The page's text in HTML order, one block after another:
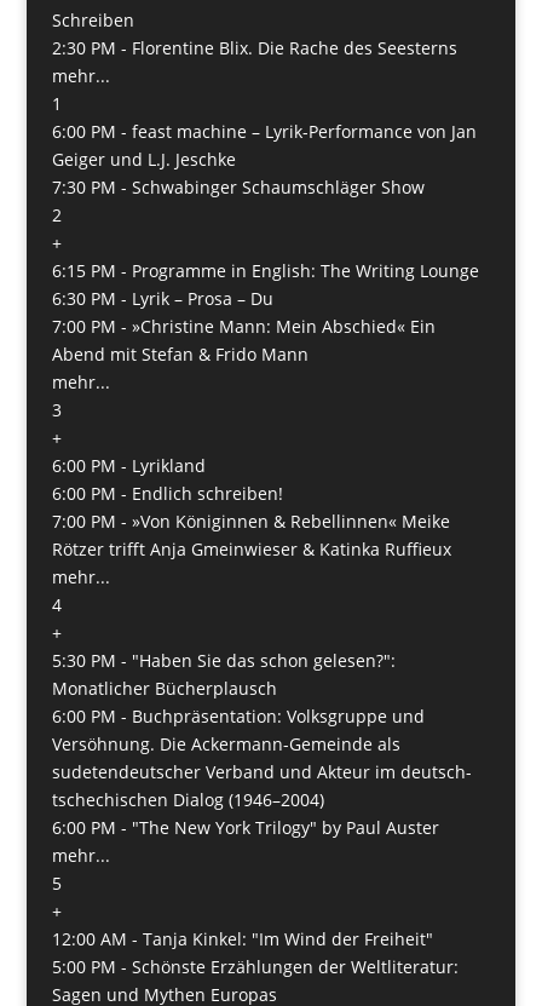
Schreiben
2:30 PM - Florentine Blix. Die Rache des Seesterns
mehr...
1
6:00 PM - feast machine – Lyrik-Performance von Jan
Geiger und L.J. Jeschke
7:30 PM - Schwabinger Schaumschläger Show
2
+
6:15 PM - Programme in English: The Writing Lounge
6:30 PM - Lyrik – Prosa – Du
7:00 PM - »Christine Mann: Mein Abschied« Ein
Abend mit Stefan & Frido Mann
mehr...
3
+
6:00 PM - Lyrikland
6:00 PM - Endlich schreiben!
7:00 PM - »Von Königinnen & Rebellinnen« Meike
Rötzer trifft Anja Gmeinwieser & Katinka Ruffieux
mehr...
4
+
5:30 PM - "Haben Sie das schon gelesen?":
Monatlicher Bücherplausch
6:00 PM - Buchpräsentation: Volksgruppe und
Versöhnung. Die Ackermann-Gemeinde als
sudetendeutscher Verband und Akteur im deutsch-
tschechischen Dialog (1946–2004)
6:00 PM - "The New York Trilogy" by Paul Auster
mehr...
5
+
12:00 AM - Tanja Kinkel: "Im Wind der Freiheit"
5:00 PM - Schönste Erzählungen der Weltliteratur:
Sagen und Mythen Europas